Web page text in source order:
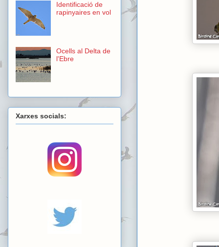
Identificació de
rapinyaires en vol
Ocells al Delta de
l'Ebre
Xarxes socials: